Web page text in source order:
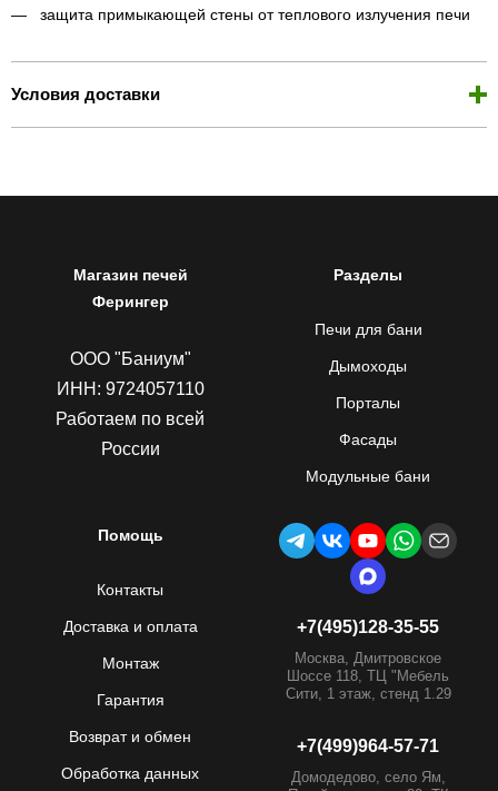
защита примыкающей стены от теплового излучения печи
Условия доставки
Магазин печей
Ферингер
ООО "Баниум"
ИНН: 9724057110
Работаем по всей
России
Разделы
Печи для бани
Дымоходы
Порталы
Фасады
Модульные бани
Помощь
Контакты
Доставка и оплата
Монтаж
Гарантия
Возврат и обмен
Обработка данных
+7(495)128-35-55
Москва, Дмитровское
Шоссе 118, ТЦ "Мебель
Сити, 1 этаж, стенд 1.29
+7(499)964-57-71
Домодедово, село Ям,